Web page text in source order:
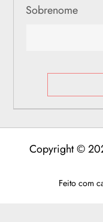
Sobrenome
Copyright ©
Feito com